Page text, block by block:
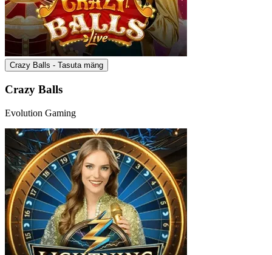
Crazy Balls - Tasuta mäng
Crazy Balls
Evolution Gaming